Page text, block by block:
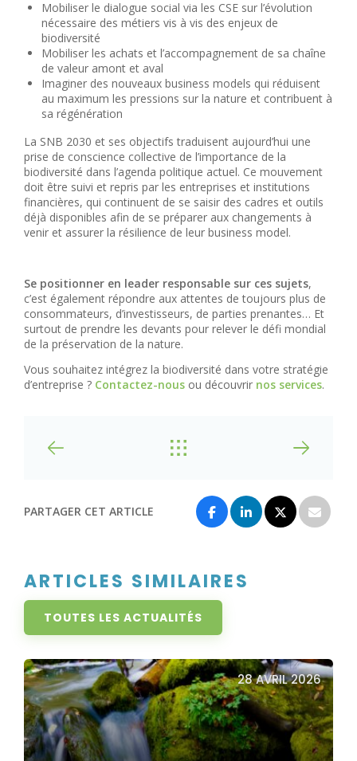
Mobiliser le dialogue social via les CSE sur l’évolution
nécessaire des métiers vis à vis des enjeux de
biodiversité
Mobiliser les achats et l’accompagnement de sa chaîne
de valeur amont et aval
Imaginer des nouveaux business models qui réduisent
au maximum les pressions sur la nature et contribuent à
sa régénération
La SNB 2030 et ses objectifs traduisent aujourd’hui une
prise de conscience collective de l’importance de la
biodiversité dans l’agenda politique actuel. Ce mouvement
doit être suivi et repris par les entreprises et institutions
financières, qui continuent de se saisir des cadres et outils
déjà disponibles afin de se préparer aux changements à
venir et assurer la résilience de leur business model.
Se positionner en leader responsable sur ces sujets,
c’est également répondre aux attentes de toujours plus de
consommateurs, d’investisseurs, de parties prenantes… Et
surtout de prendre les devants pour relever le défi mondial
de la préservation de la nature.
Vous souhaitez intégrez la biodiversité dans votre stratégie
d’entreprise ? Contactez-nous ou découvrir nos services.
PARTAGER CET ARTICLE
ARTICLES SIMILAIRES
TOUTES LES ACTUALITÉS
28 AVRIL 2026